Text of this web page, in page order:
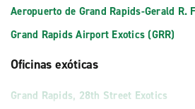
Aeropuerto de Grand Rapids-Gerald R.
Grand Rapids Airport Exotics (GRR)
Oficinas exóticas
Grand Rapids, 28th Street Exotics